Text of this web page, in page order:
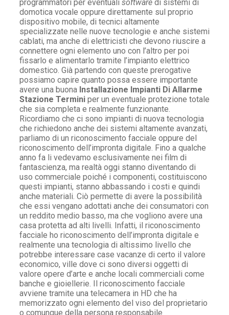
programmatori per eventuali software di sistemi di
domotica vocale oppure direttamente sul proprio
dispositivo mobile, di tecnici altamente
specializzate nelle nuove tecnologie e anche sistemi
cablati, ma anche di elettricisti che devono riuscire a
connettere ogni elemento uno con l’altro per poi
fissarlo e alimentarlo tramite l’impianto elettrico
domestico. Già partendo con queste prerogative
possiamo capire quanto possa essere importante
avere una buona Installazione Impianti Di Allarme
Stazione Termini per un eventuale protezione totale
che sia completa e realmente funzionante.
Ricordiamo che ci sono impianti di nuova tecnologia
che richiedono anche dei sistemi altamente avanzati,
parliamo di un riconoscimento facciale oppure del
riconoscimento dell’impronta digitale. Fino a qualche
anno fa li vedevamo esclusivamente nei film di
fantascienza, ma realtà oggi stanno diventando di
uso commerciale poiché i componenti, costituiscono
questi impianti, stanno abbassando i costi e quindi
anche materiali. Ciò permette di avere la possibilità
che essi vengano adottati anche dei consumatori con
un reddito medio basso, ma che vogliono avere una
casa protetta ad alti livelli. Infatti, il riconoscimento
facciale ho riconoscimento dell’impronta digitale e
realmente una tecnologia di altissimo livello che
potrebbe interessare case vacanze di certo il valore
economico, ville dove ci sono diversi oggetti di
valore opere d’arte e anche locali commerciali come
banche e gioiellerie. Il riconoscimento facciale
avviene tramite una telecamera in HD che ha
memorizzato ogni elemento del viso del proprietario
o comunque della persona responsabile